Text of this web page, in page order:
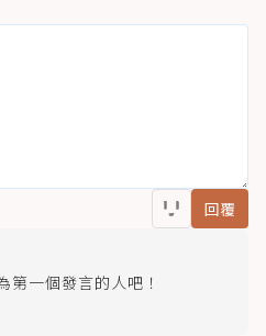
回覆
第一個發言的人吧！